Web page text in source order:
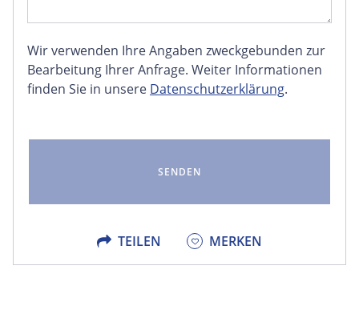
Wir verwenden Ihre Angaben zweckgebunden zur
Bearbeitung Ihrer Anfrage. Weiter Informationen
finden Sie in unsere Datenschutzerklärung.
TEILEN
FACEBOOK
X
MERKEN